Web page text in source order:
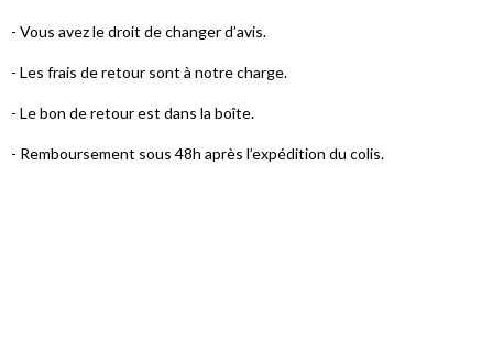
- Vous avez le droit de changer d’avis.
- Les frais de retour sont à notre charge.
- Le bon de retour est dans la boîte.
- Remboursement sous 48h après l’expédition du colis.